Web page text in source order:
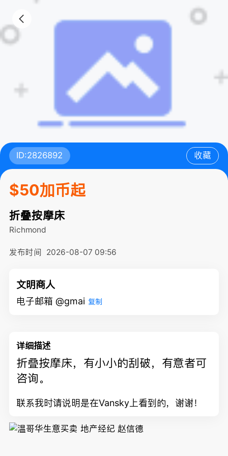
ID:2826892 收藏
$50加币起
折叠按摩床
Richmond
发布时间 2026-08-07 09:56
文明商人
电子邮箱 @gmai 复制
详细描述
折叠按摩床，有小小的刮破，有意者可
咨询。
联系我时请说明是在Vansky上看到的，谢谢！